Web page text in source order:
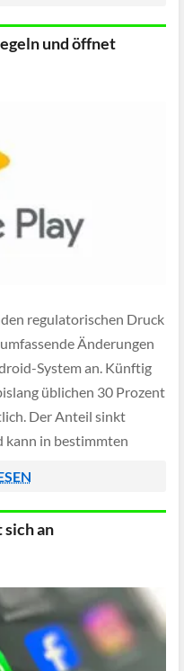
und öffnet
regulatorischen Druck
Änderungen
System an. Künftig
üblichen 30 Prozent
Der Anteil sinkt
kann in bestimmten
an